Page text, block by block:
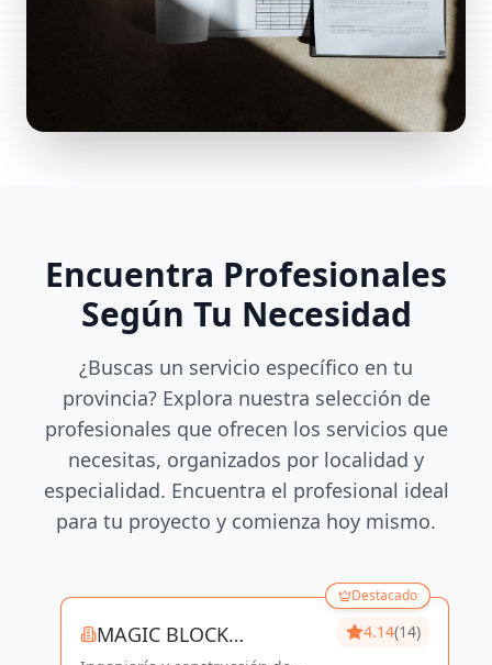
Encuentra Profesionales
Según Tu Necesidad
¿Buscas un servicio específico en tu
provincia? Explora nuestra selección de
profesionales que ofrecen los servicios que
necesitas, organizados por localidad y
especialidad. Encuentra el profesional ideal
para tu proyecto y comienza hoy mismo.
Destacado
MAGIC BLOCK
4.14(14)